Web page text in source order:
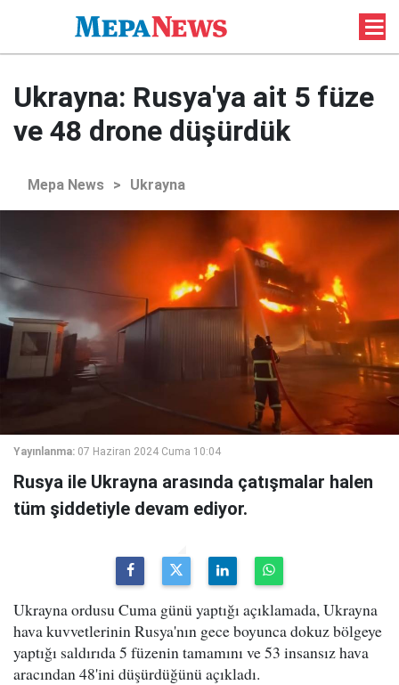
Ukrayna: Rusya'ya ait 5 füze
ve 48 drone düşürdük
Mepa News > Ukrayna
Yayınlanma: 07 Haziran 2024 Cuma 10:04
Rusya ile Ukrayna arasında çatışmalar halen
tüm şiddetiyle devam ediyor.
Ukrayna ordusu Cuma günü yaptığı açıklamada, Ukrayna
hava kuvvetlerinin Rusya'nın gece boyunca dokuz bölgeye
yaptığı saldırıda 5 füzenin tamamını ve 53 insansız hava
aracından 48'ini düşürdüğünü açıkladı.